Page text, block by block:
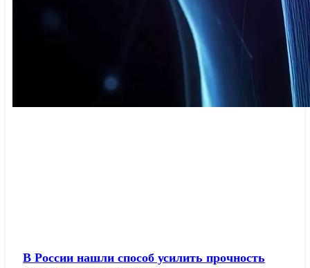
В России нашли способ усилить прочность